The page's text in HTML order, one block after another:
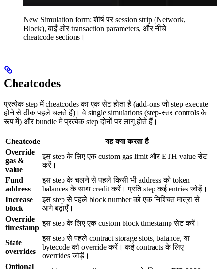
New Simulation form: शीर्ष पर session strip (Network,
Block), बाईं ओर transaction parameters, और नीचे
cheatcode sections।
Cheatcodes
प्रत्येक step में cheatcodes का एक सेट होता है (add-ons जो step execute
होने से ठीक पहले चलते हैं)। वे single simulations (step-स्तर controls के
रूप में) और bundle में प्रत्येक step दोनों पर लागू होते हैं।
Cheatcode
यह क्या करता है
Override
gas &
value
इस step के लिए एक custom gas limit और ETH value सेट
करें।
Fund
address
इस step के चलने से पहले किसी भी address को token
balances के साथ credit करें। प्रति step कई entries जोड़ें।
Increase
block
इस step से पहले block number को एक निश्चित मात्रा से
आगे बढ़ाएँ।
Override
timestamp
इस step के लिए एक custom block timestamp सेट करें।
State
overrides
इस step से पहले contract storage slots, balance, या
bytecode को override करें। कई contracts के लिए
overrides जोड़ें।
Optional